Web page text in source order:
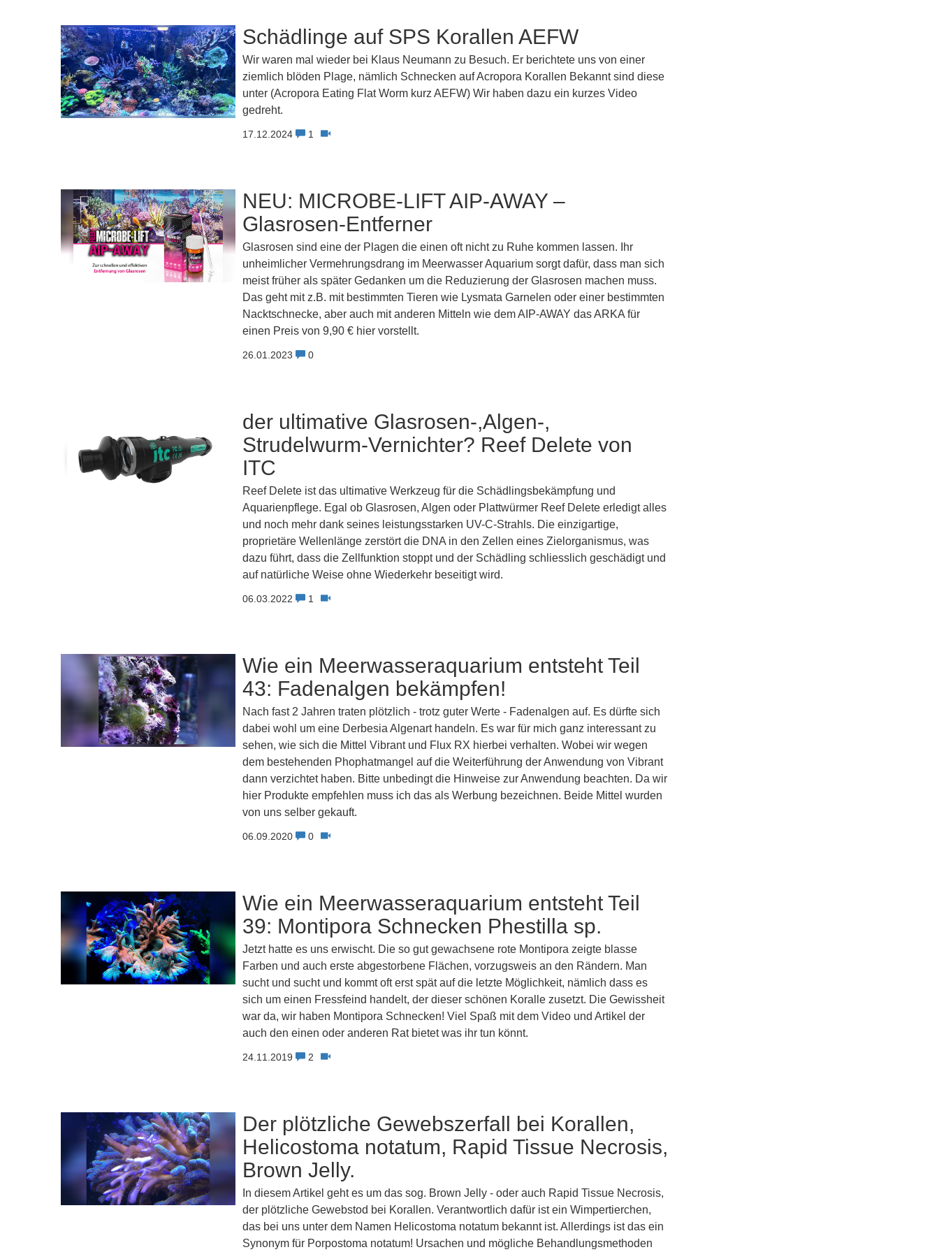
Schädlinge auf SPS Korallen AEFW
Wir waren mal wieder bei Klaus Neumann zu Besuch. Er berichtete uns von einer
ziemlich blöden Plage, nämlich Schnecken auf Acropora Korallen Bekannt sind diese
unter (Acropora Eating Flat Worm kurz AEFW) Wir haben dazu ein kurzes Video
gedreht.
17.12.2024 1
NEU: MICROBE-LIFT AIP-AWAY –
Glasrosen-Entferner
Glasrosen sind eine der Plagen die einen oft nicht zu Ruhe kommen lassen. Ihr
unheimlicher Vermehrungsdrang im Meerwasser Aquarium sorgt dafür, dass man sich
meist früher als später Gedanken um die Reduzierung der Glasrosen machen muss.
Das geht mit z.B. mit bestimmten Tieren wie Lysmata Garnelen oder einer bestimmten
Nacktschnecke, aber auch mit anderen Mitteln wie dem AIP-AWAY das ARKA für
einen Preis von 9,90 € hier vorstellt.
26.01.2023 0
der ultimative Glasrosen-,Algen-,
Strudelwurm-Vernichter? Reef Delete von
ITC
Reef Delete ist das ultimative Werkzeug für die Schädlingsbekämpfung und
Aquarienpflege. Egal ob Glasrosen, Algen oder Plattwürmer Reef Delete erledigt alles
und noch mehr dank seines leistungsstarken UV-C-Strahls. Die einzigartige,
proprietäre Wellenlänge zerstört die DNA in den Zellen eines Zielorganismus, was
dazu führt, dass die Zellfunktion stoppt und der Schädling schliesslich geschädigt und
auf natürliche Weise ohne Wiederkehr beseitigt wird.
06.03.2022 1
Wie ein Meerwasseraquarium entsteht Teil
43: Fadenalgen bekämpfen!
Nach fast 2 Jahren traten plötzlich - trotz guter Werte - Fadenalgen auf. Es dürfte sich
dabei wohl um eine Derbesia Algenart handeln. Es war für mich ganz interessant zu
sehen, wie sich die Mittel Vibrant und Flux RX hierbei verhalten. Wobei wir wegen
dem bestehenden Phophatmangel auf die Weiterführung der Anwendung von Vibrant
dann verzichtet haben. Bitte unbedingt die Hinweise zur Anwendung beachten. Da wir
hier Produkte empfehlen muss ich das als Werbung bezeichnen. Beide Mittel wurden
von uns selber gekauft.
06.09.2020 0
Wie ein Meerwasseraquarium entsteht Teil
39: Montipora Schnecken Phestilla sp.
Jetzt hatte es uns erwischt. Die so gut gewachsene rote Montipora zeigte blasse
Farben und auch erste abgestorbene Flächen, vorzugsweis an den Rändern. Man
sucht und sucht und kommt oft erst spät auf die letzte Möglichkeit, nämlich dass es
sich um einen Fressfeind handelt, der dieser schönen Koralle zusetzt. Die Gewissheit
war da, wir haben Montipora Schnecken! Viel Spaß mit dem Video und Artikel der
auch den einen oder anderen Rat bietet was ihr tun könnt.
24.11.2019 2
Der plötzliche Gewebszerfall bei Korallen,
Helicostoma notatum, Rapid Tissue Necrosis,
Brown Jelly.
In diesem Artikel geht es um das sog. Brown Jelly - oder auch Rapid Tissue Necrosis,
der plötzliche Gewebstod bei Korallen. Verantwortlich dafür ist ein Wimpertierchen,
das bei uns unter dem Namen Helicostoma notatum bekannt ist. Allerdings ist das ein
Synonym für Porpostoma notatum! Ursachen und mögliche Behandlungsmethoden